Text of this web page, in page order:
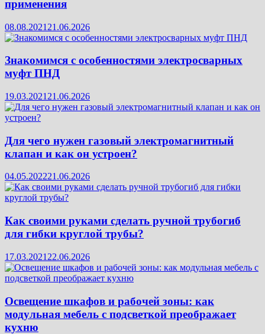
применения
08.08.2021 21.06.2026
Знакомимся с особенностями электросварных
муфт ПНД
19.03.2021 21.06.2026
Для чего нужен газовый электромагнитный
клапан и как он устроен?
04.05.202221.06.2026
Как своими руками сделать ручной трубогиб
для гибки круглой трубы?
17.03.2021 22.06.2026
Освещение шкафов и рабочей зоны: как
модульная мебель с подсветкой преображает
кухню